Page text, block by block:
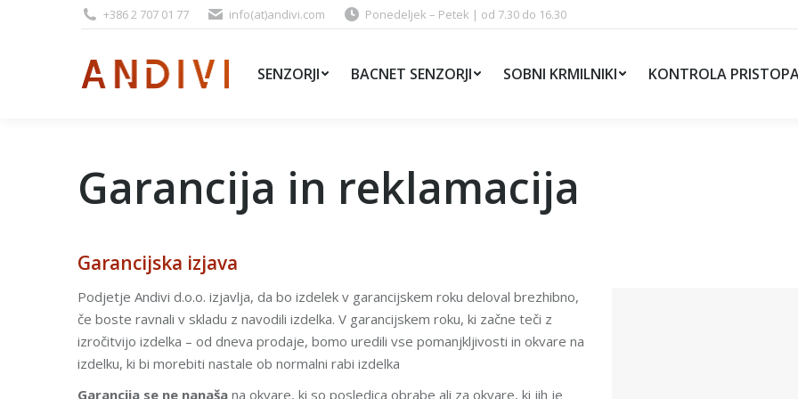
+386 2 707 01 77 info(at)andivi.com Ponedeljek – Petek | od 7.30 do 16.30
SENZORJI BACNET SENZORJI SOBNI KRMILNIKI KONTROLA
Garancija in reklamacija
Garancijska izjava
Podjetje Andivi d.o.o. izjavlja, da bo izdelek v garancijskem roku deloval brezhibno,
če boste ravnali v skladu z navodili izdelka. V garancijskem roku, ki začne teči z
izročitvijo izdelka – od dneva prodaje, bomo uredili vse pomanjkljivosti in okvare na
izdelku, ki bi morebiti nastale ob normalni rabi izdelka
Garancija se ne nanaša na okvare, ki so posledica obrabe ali za okvare, ki jih je